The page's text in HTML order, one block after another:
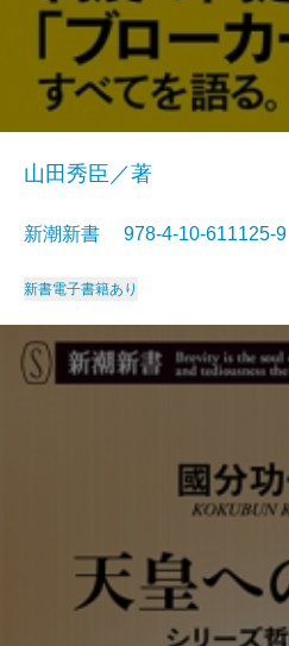
山田秀臣／著
新潮新書 978-4-10-
新書電子書籍あり